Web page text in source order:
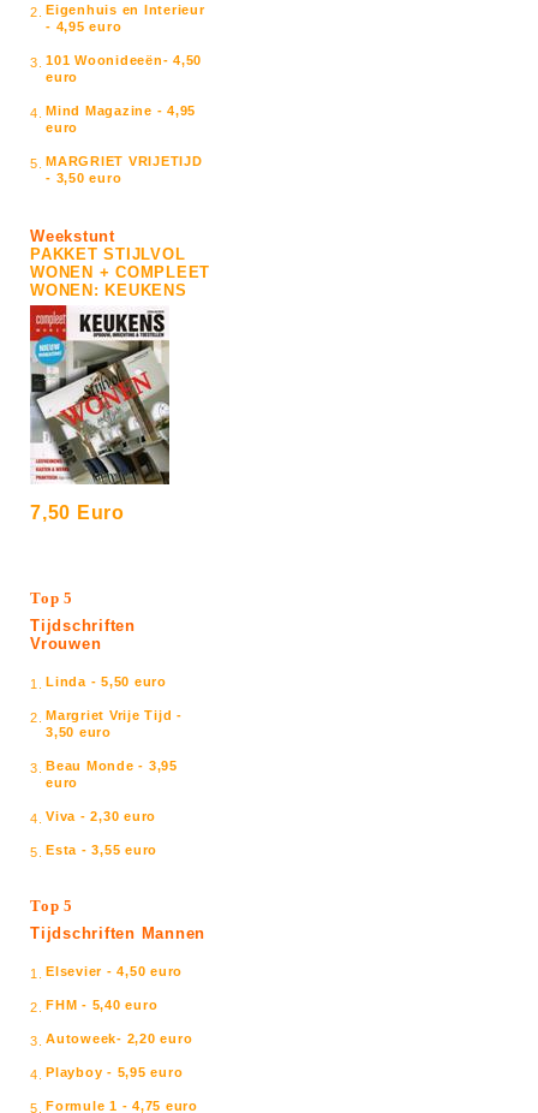
2. Eigenhuis en Interieur
- 4,95 euro
3. 101 Woonideeën- 4,50
euro
4. Mind Magazine - 4,95
euro
5. MARGRIET VRIJETIJD
- 3,50 euro
Weekstunt
PAKKET STIJLVOL
WONEN + COMPLEET
WONEN: KEUKENS
7,50 Euro
Top 5
Tijdschriften
Vrouwen
1. Linda - 5,50 euro
2. Margriet Vrije Tijd -
3,50 euro
3. Beau Monde - 3,95
euro
4. Viva - 2,30 euro
5. Esta - 3,55 euro
Top 5
Tijdschriften Mannen
1. Elsevier - 4,50 euro
2. FHM - 5,40 euro
3. Autoweek- 2,20 euro
4. Playboy - 5,95 euro
5. Formule 1 - 4,75 euro